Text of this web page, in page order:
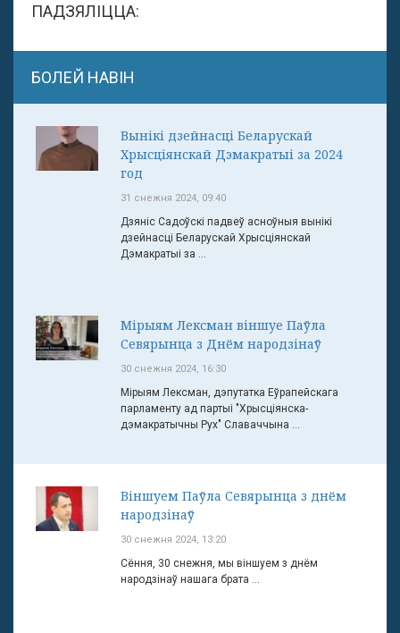
ПАДЗЯЛІЦЦА:
БОЛЕЙ НАВІН
Вынікі дзейнасці Беларускай
Хрысціянскай Дэмакратыі за 2024
год
31 снежня 2024, 09:40
Дзяніс Садоўскі падвеў асноўныя вынікі
дзейнасці Беларускай Хрысціянскай
Дэмакратыі за ...
Мірыям Лексман віншуе Паўла
Севярынца з Днём народзінаў
30 снежня 2024, 16:30
Мірыям Лексман, дэпутатка Еўрапейскага
парламенту ад партыі "Хрысціянска-
дэмакратычны Рух" Славаччына ...
Віншуем Паўла Севярынца з днём
народзінаў
30 снежня 2024, 13:20
Сёння, 30 снежня, мы віншуем з днём
народзінаў нашага брата ...